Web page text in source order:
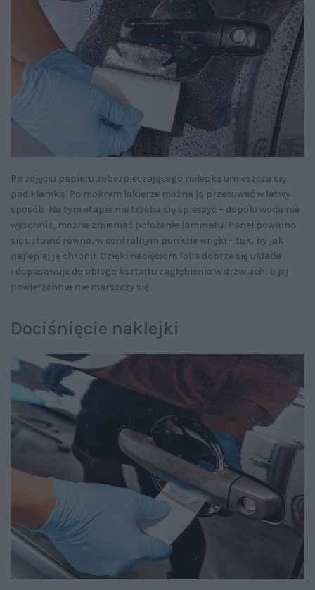
Po zdjęciu papieru zabezpieczającego nalepkę umieszcza się
pod klamką. Po mokrym lakierze można ją przesuwać w łatwy
sposób. Na tym etapie nie trzeba się spieszyć – dopóki woda nie
wyschnie, można zmieniać położenie laminatu. Panel powinno
się ustawić równo, w centralnym punkcie wnęki – tak, by jak
najlepiej ją chronił. Dzięki nacięciom folia dobrze się układa
i dopasowuje do obłego kształtu zagłębienia w drzwiach, a jej
powierzchnia nie marszczy się.
Dociśnięcie naklejki